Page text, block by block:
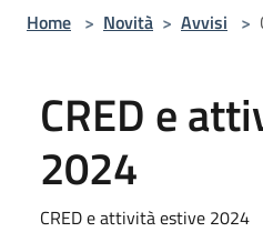
Home > Novità > Avvisi >
CRED e
2024
CRED e attività estive 2024